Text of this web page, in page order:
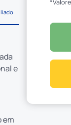
e
em